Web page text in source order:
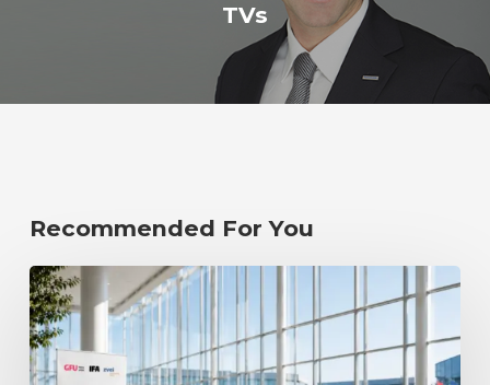
TVs
Recommended For You